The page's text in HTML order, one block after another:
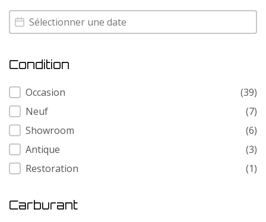
Annee
Annee
Condition
Condition
Occasion
(39)
Neuf
(7)
Showroom
(6)
Antique
(3)
Restoration
(1)
Carburant